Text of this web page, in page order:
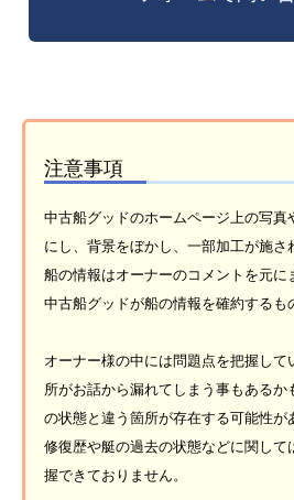
注意事項
中古船グッドのホームページ上の写真
にし、背景をぼかし、一部加工が施さ
船の情報はオーナーのコメントを元に
中古船グッドが船の情報を確約するも
オーナー様の中には問題点を把握して
所がお話から漏れてしまう事もあるか
の状態と違う箇所が存在する可能性が
修復歴や艇の過去の状態などに関して
握できておりません。